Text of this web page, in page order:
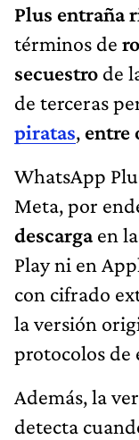
Plus entraña
términos de
secuestro de
de terceras
piratas, entre
WhatsApp
Meta, por
descargaen
Play ni en
con cifrado
la versión
protocolos de
Además, la
detecta